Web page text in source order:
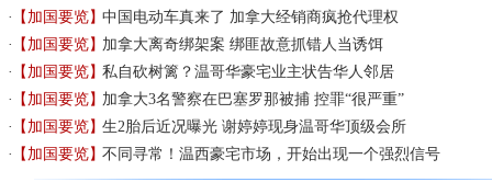
【加国要览】中国电动车真来了 加拿大经销商疯抢代理权
【加国要览】加拿大离奇绑架案 绑匪故意抓错人当诱饵
【加国要览】私自砍树篱？温哥华豪宅业主状告华人邻居
【加国要览】加拿大3名警察在巴塞罗那被捕 控罪“很严重”
【加国要览】生2胎后近况曝光 谢婷婷现身温哥华顶级会所
【加国要览】不同寻常！温西豪宅市场，开始出现一个强烈信号